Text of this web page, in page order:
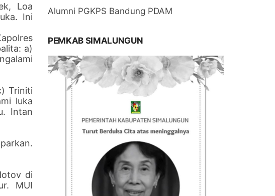
Loa
Ini
a)
Triniti
luka
Intan
di
MUI
Alumni PGKPS Bandung PDAM
PEMKAB SIMALUNGUN